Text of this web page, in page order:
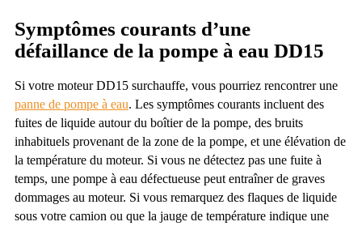
Symptômes courants d’une
défaillance de la pompe à eau DD15
Si votre moteur DD15 surchauffe, vous pourriez rencontrer une
panne de pompe à eau. Les symptômes courants incluent des
fuites de liquide autour du boîtier de la pompe, des bruits
inhabituels provenant de la zone de la pompe, et une élévation de
la température du moteur. Si vous ne détectez pas une fuite à
temps, une pompe à eau défectueuse peut entraîner de graves
dommages au moteur. Si vous remarquez des flaques de liquide
sous votre camion ou que la jauge de température indique une